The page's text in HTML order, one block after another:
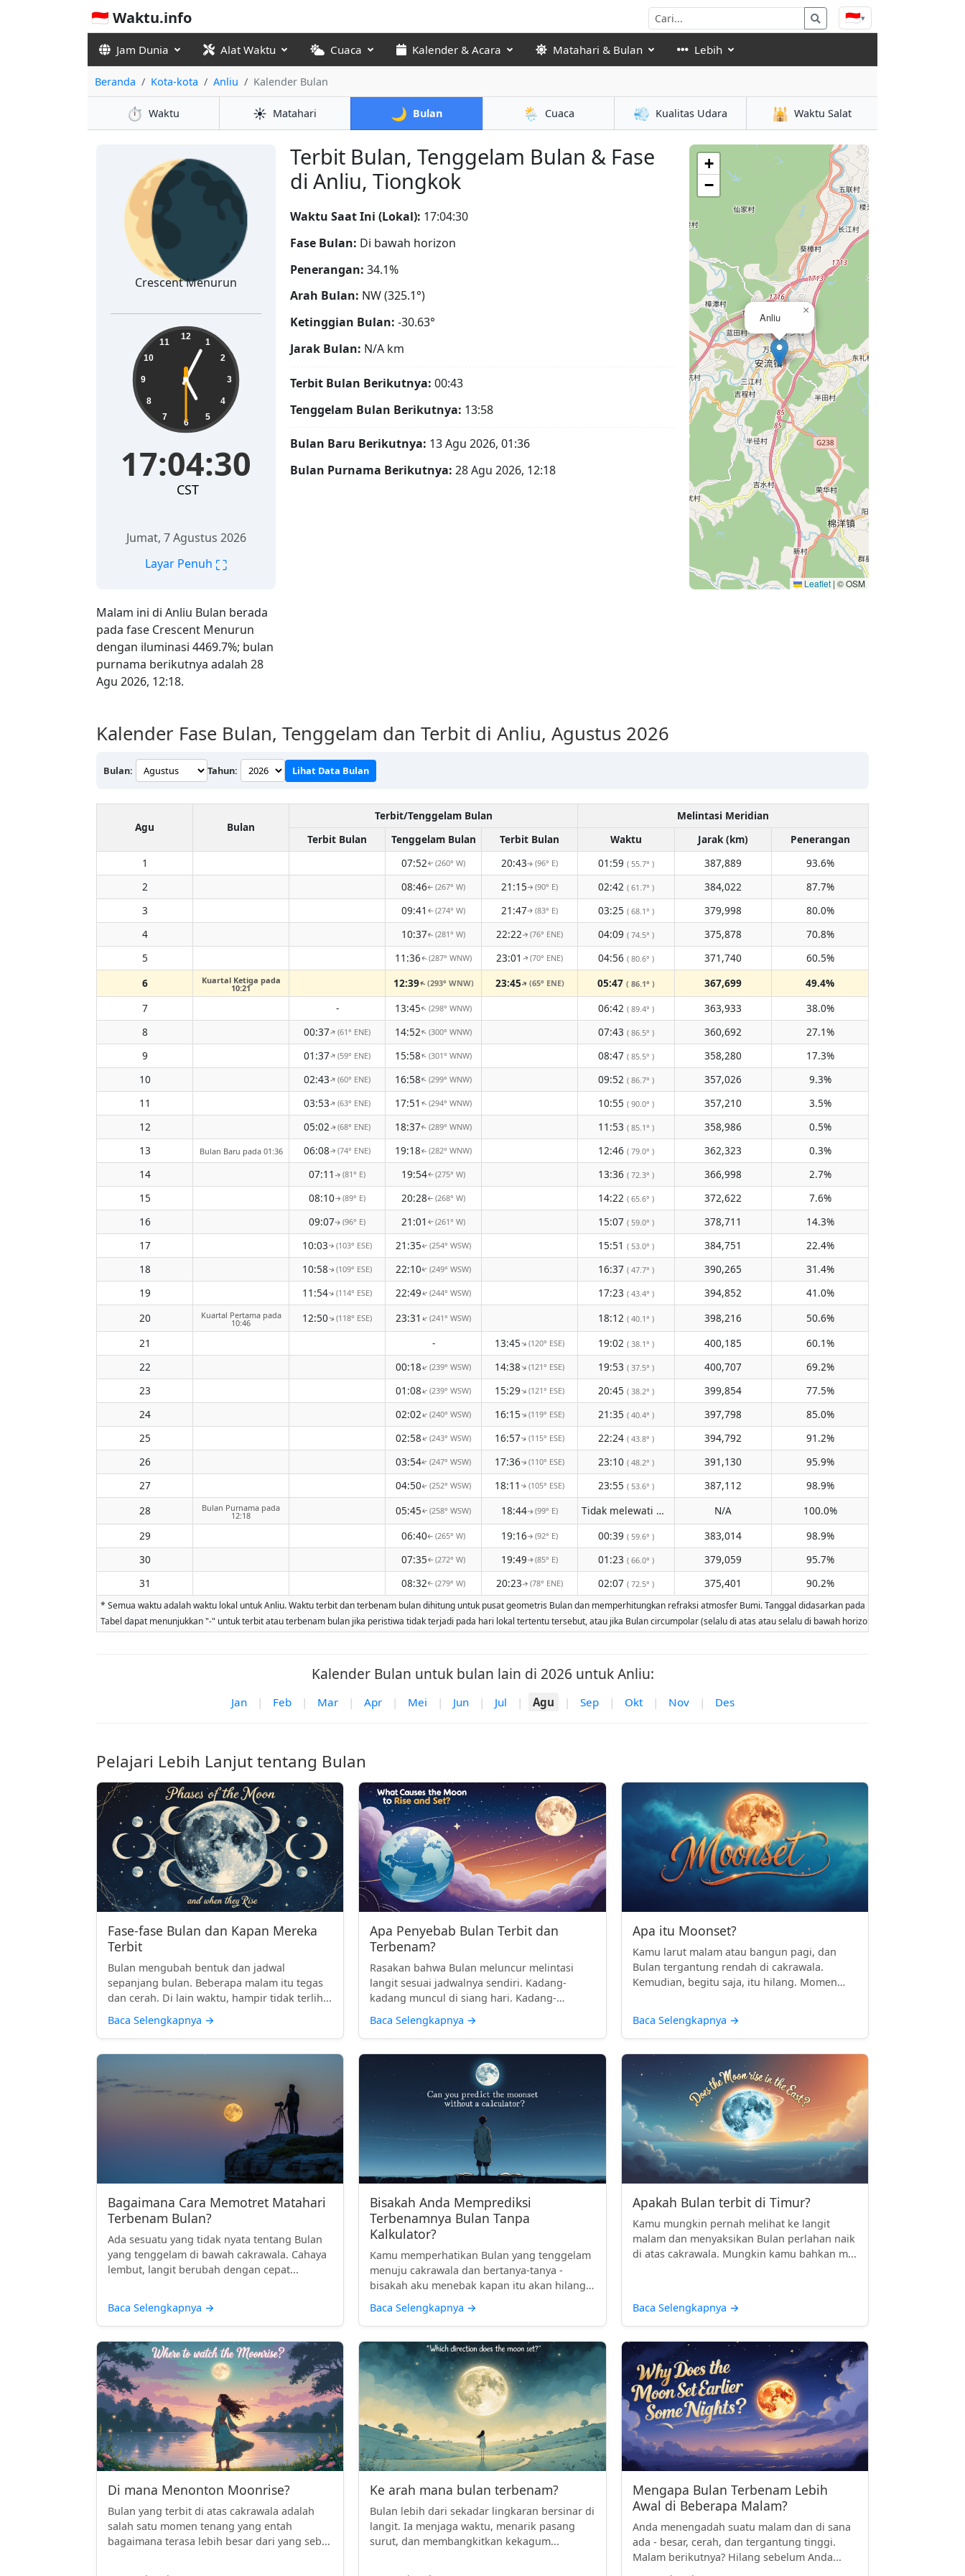
🇮🇩 Waktu.info 🇮🇩▾
Jam Dunia Alat Waktu Cuaca Kalender & Acara Matahari & Bulan Lebih
Beranda Kota-kota Anliu Kalender Bulan
⏱️ Waktu ☀️ Matahari 🌙 Bulan 🌦️ Cuaca 💨 Kualitas Udara 🕌 Waktu Salat
Terbit Bulan, Tenggelam Bulan & Fase
di Anliu, Tiongkok
Malam ini di Anliu Bulan berada
pada fase Crescent Menurun
dengan iluminasi 4469.7%; bulan
purnama berikutnya adalah 28
Agu 2026, 12:18.
🌘
Crescent Menurun
17:04:31 12
1
2
3
4
5
6
7
8
9
10
11
17:04:31
CST
Jumat, 7 Agustus 2026
Layar Penuh ⛶
Waktu Saat Ini (Lokal): 17:04:31
Fase Bulan: Di bawah horizon
Penerangan: 34.1%
Arah Bulan: NW (325.1°)
Ketinggian Bulan: -30.63°
Jarak Bulan: N/A km
Terbit Bulan Berikutnya: 00:43
Tenggelam Bulan Berikutnya: 13:58
Bulan Baru Berikutnya: 13 Agu 2026, 01:36
Bulan Purnama Berikutnya: 28 Agu 2026, 12:18
Anliu
×
+
−
Leaflet | © OSM
Kalender Fase Bulan, Tenggelam dan Terbit di Anliu, Agustus 2026
Bulan: Tahun: Lihat Data Bulan
Agu Bulan
Terbit/Tenggelam Bulan
Melintasi Meridian
Terbit Bulan
Tenggelam Bulan Terbit Bulan Waktu Jarak (km)
Penerangan
1
07:52↑(260° W) 20:43↑(96° E) 01:59 ( 55.7° ) 387,889
93.6%
2
08:46↑(267° W) 21:15↑ (90° E) 02:42 ( 61.7° ) 384,022
87.7%
3
09:41 ↑(274° W) 21:47↑(83° E) 03:25 ( 68.1° ) 379,998
80.0%
4
10:37↑(281° W) 22:22↑(76° ENE) 04:09 ( 74.5° ) 375,878
70.8%
5
11:36↑(287° WNW) 23:01 ↑(70° ENE) 04:56 ( 80.6° ) 371,740
60.5%
6
Kuartal Ketiga pada
10:21 12:39↑(293° WNW) 23:45↑(65° ENE) 05:47 ( 86.1° ) 367,699
49.4%
7
- 13:45↑(298° WNW) 06:42 ( 89.4° ) 363,933
38.0%
8
00:37↑(61° ENE) 14:52↑(300° WNW) 07:43 ( 86.5° ) 360,692
27.1%
9
01:37↑(59° ENE) 15:58↑(301° WNW) 08:47 ( 85.5° ) 358,280
17.3%
10
02:43↑(60° ENE) 16:58↑(299° WNW) 09:52 ( 86.7° ) 357,026
9.3%
11
03:53↑(63° ENE) 17:51 ↑(294° WNW) 10:55 ( 90.0° ) 357,210
3.5%
12
05:02↑(68° ENE) 18:37↑(289° WNW) 11:53 ( 85.1° ) 358,986
0.5%
13
Bulan Baru pada 01:36 06:08↑(74° ENE) 19:18↑(282° WNW) 12:46 ( 79.0° ) 362,323
0.3%
14
07:11 ↑(81° E) 19:54↑(275° W) 13:36 ( 72.3° ) 366,998
2.7%
15
08:10↑(89° E) 20:28↑(268° W) 14:22 ( 65.6° ) 372,622
7.6%
16
09:07↑(96° E) 21:01 ↑(261° W) 15:07 ( 59.0° ) 378,711
14.3%
17
10:03↑(103° ESE) 21:35↑(254° WSW) 15:51 ( 53.0° ) 384,751
22.4%
18
10:58↑(109° ESE) 22:10↑(249° WSW) 16:37 ( 47.7° ) 390,265
31.4%
19
11:54↑(114° ESE) 22:49↑(244° WSW) 17:23 ( 43.4° ) 394,852
41.0%
20
Kuartal Pertama pada
10:46 12:50↑(118° ESE) 23:31 ↑(241° WSW) 18:12 ( 40.1° ) 398,216
50.6%
21
- 13:45↑(120° ESE) 19:02 ( 38.1° ) 400,185
60.1%
22
00:18↑(239° WSW) 14:38↑(121° ESE) 19:53 ( 37.5° ) 400,707
69.2%
23
01:08↑(239° WSW) 15:29↑(121° ESE) 20:45 ( 38.2° ) 399,854
77.5%
24
02:02↑(240° WSW) 16:15↑(119° ESE) 21:35 ( 40.4° ) 397,798
85.0%
25
02:58↑(243° WSW) 16:57↑(115° ESE) 22:24 ( 43.8° ) 394,792
91.2%
26
03:54↑(247° WSW) 17:36↑(110° ESE) 23:10 ( 48.2° ) 391,130
95.9%
27
04:50↑(252° WSW) 18:11 ↑(105° ESE) 23:55 ( 53.6° ) 387,112
98.9%
28
Bulan Purnama pada
12:18 05:45↑(258° WSW) 18:44↑(99° E) Tidak melewati meridian ( N/A )N/A
100.0%
29
06:40↑(265° W) 19:16↑(92° E) 00:39 ( 59.6° ) 383,014
98.9%
30
07:35↑(272° W) 19:49↑(85° E) 01:23 ( 66.0° ) 379,059
95.7%
31
08:32↑(279° W) 20:23↑(78° ENE) 02:07 ( 72.5° ) 375,401 90.2%
* Semua waktu adalah waktu lokal untuk Anliu. Waktu terbit dan terbenam bulan dihitung untuk pusat geometris Bulan dan memperhitungkan refraksi atmosfer Bumi. Tanggal didasarkan pada kalender Gregorian.
Tabel dapat menunjukkan "-" untuk terbit atau terbenam bulan jika peristiwa tidak terjadi pada hari lokal tertentu tersebut, atau jika Bulan circumpolar (selalu di atas atau selalu di bawah horizon). Dua terbit atau
Kalender Bulan untuk bulan lain di 2026 untuk Anliu:
Jan | Feb | Mar | Apr | Mei | Jun | Jul | Agu | Sep | Okt | Nov | Des
Pelajari Lebih Lanjut tentang Bulan
Fase-fase Bulan dan Kapan Mereka
Terbit
Bulan mengubah bentuk dan jadwal
sepanjang bulan. Beberapa malam itu tegas
dan cerah. Di lain waktu, hampir tidak terlih...
Baca Selengkapnya →
Apa Penyebab Bulan Terbit dan
Terbenam?
Rasakan bahwa Bulan meluncur melintasi
langit sesuai jadwalnya sendiri. Kadang-
kadang muncul di siang hari. Kadang-
kadan...
Baca Selengkapnya →
Apa itu Moonset?
Kamu larut malam atau bangun pagi, dan
Bulan tergantung rendah di cakrawala.
Kemudian, begitu saja, itu hilang. Momen
Baca Selengkapnya →
Bagaimana Cara Memotret Matahari
Terbenam Bulan?
Ada sesuatu yang tidak nyata tentang Bulan
yang tenggelam di bawah cakrawala. Cahaya
lembut, langit berubah dengan cepat...
Baca Selengkapnya →
Bisakah Anda Memprediksi
Terbenamnya Bulan Tanpa
Kalkulator?
Kamu memperhatikan Bulan yang tenggelam
menuju cakrawala dan bertanya-tanya -
bisakah aku menebak kapan itu akan hilang
Baca Selengkapnya →
Apakah Bulan terbit di Timur?
Kamu mungkin pernah melihat ke langit
malam dan menyaksikan Bulan perlahan naik
di atas cakrawala. Mungkin kamu bahkan m...
Baca Selengkapnya →
Di mana Menonton Moonrise?
Bulan yang terbit di atas cakrawala adalah
salah satu momen tenang yang entah
bagaimana terasa lebih besar dari yang seb...
Ke arah mana bulan terbenam?
Bulan lebih dari sekadar lingkaran bersinar di
langit. Ia menjaga waktu, menarik pasang
surut, dan membangkitkan kekagum...
Mengapa Bulan Terbenam Lebih
Awal di Beberapa Malam?
Anda menengadah suatu malam dan di sana
ada - besar, cerah, dan tergantung tinggi.
Malam berikutnya? Hilang sebelum Anda...